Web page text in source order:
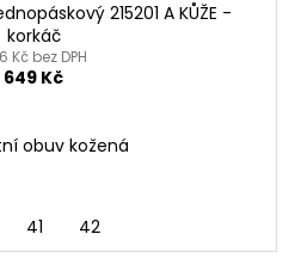
215201 A KŮŽE -
korkáč
Kč bez DPH
649 Kč
obuv kožená
41 42